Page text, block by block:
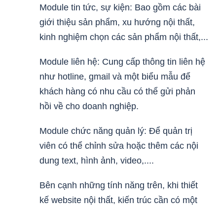
Module tin tức, sự kiện: Bao gồm các bài
giới thiệu sản phẩm, xu hướng nội thất,
kinh nghiệm chọn các sản phẩm nội thất,...
Module liên hệ: Cung cấp thông tin liên hệ
như hotline, gmail và một biểu mẫu để
khách hàng có nhu cầu có thể gửi phản
hồi về cho doanh nghiệp.
Module chức năng quản lý: Để quản trị
viên có thể chỉnh sửa hoặc thêm các nội
dung text, hình ảnh, video,....
Bên cạnh những tính năng trên, khi thiết
kế website nội thất, kiến trúc cần có một